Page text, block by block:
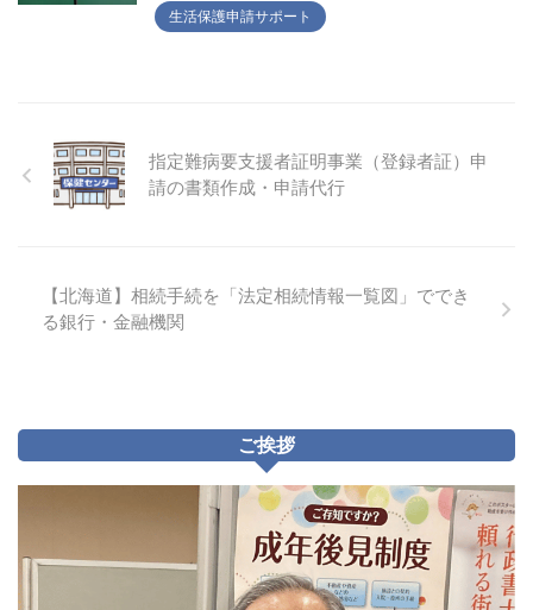
生活保護申請サポート
指定難病要支援者証明事業（登録者証）申
請の書類作成・申請代行
【北海道】相続手続を「法定相続情報一覧図」ででき
る銀行・金融機関
ご挨拶